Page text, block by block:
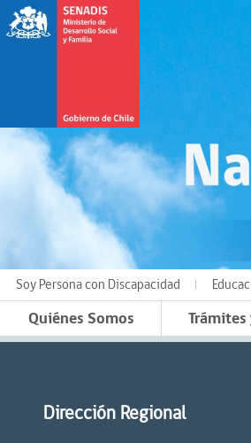
Soy Persona con Discapacidad
Quiénes Somos
Dirección Regional